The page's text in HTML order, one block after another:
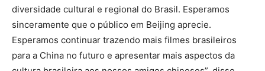
diversidade cultural e regional do Brasil. Esperamos
sinceramente que o público em Beijing aprecie.
Esperamos continuar trazendo mais filmes brasileiros
para a China no futuro e apresentar mais aspectos da